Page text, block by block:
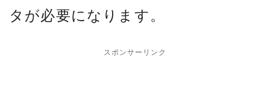
タが必要になります。
スポンサーリンク